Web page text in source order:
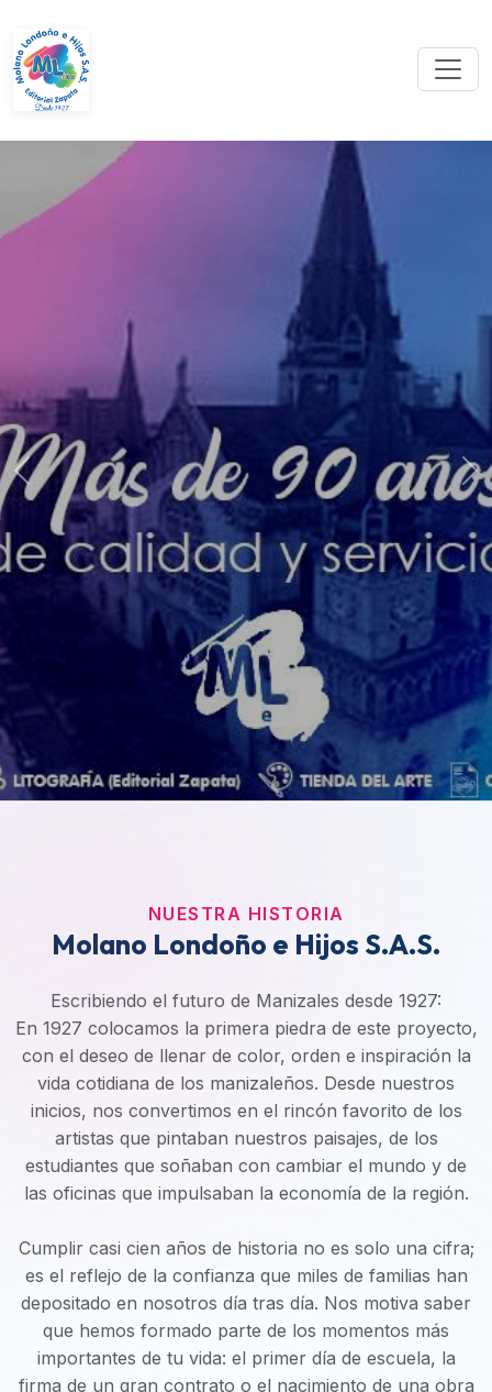
NUESTRA HISTORIA
Molano Londoño e Hijos S.A.S.
Escribiendo el futuro de Manizales desde 1927:
En 1927 colocamos la primera piedra de este proyecto,
con el deseo de llenar de color, orden e inspiración la
vida cotidiana de los manizaleños. Desde nuestros
inicios, nos convertimos en el rincón favorito de los
artistas que pintaban nuestros paisajes, de los
estudiantes que soñaban con cambiar el mundo y de
las oficinas que impulsaban la economía de la región.
Cumplir casi cien años de historia no es solo una cifra;
es el reflejo de la confianza que miles de familias han
depositado en nosotros día tras día. Nos motiva saber
que hemos formado parte de los momentos más
importantes de tu vida: el primer día de escuela, la
firma de un gran contrato o el nacimiento de una obra